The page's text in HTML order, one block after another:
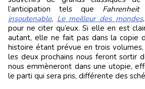
l’anticipation tels que
insoutenable, Le meilleur des mondes,
pour ne citer qu’eux. Si elle en est
autant, elle ne fait pas dans la copie
histoire étant prévue en trois
les deux prochains nous feront sortir
nous emmèneront dans une utopie,
le parti qui sera pris, différente des